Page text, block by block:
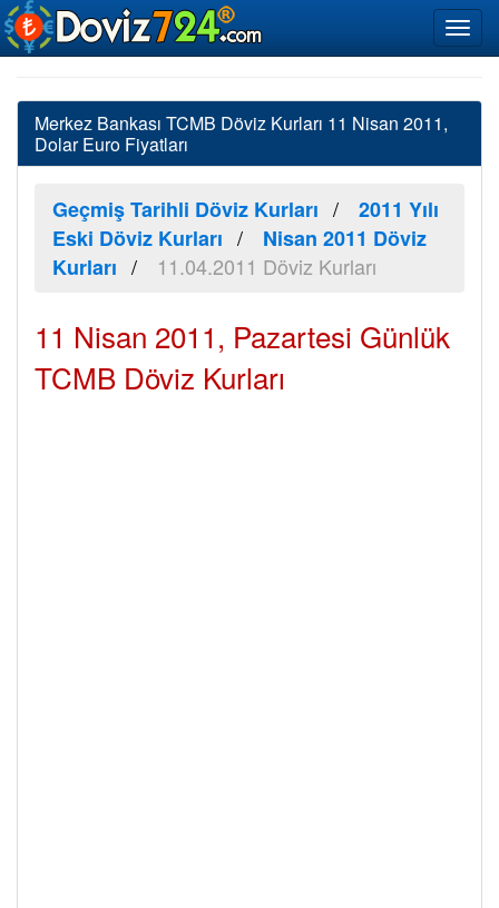
Merkez Bankası TCMB Döviz Kurları 11 Nisan 2011,
Dolar Euro Fiyatları
Geçmiş Tarihli Döviz Kurları
2011 Yılı
Eski Döviz Kurları
Nisan 2011 Döviz
Kurları
11.04.2011 Döviz Kurları
11 Nisan 2011, Pazartesi Günlük
TCMB Döviz Kurları